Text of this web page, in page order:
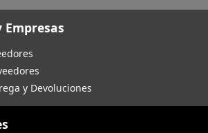
Empresas
y Devoluciones